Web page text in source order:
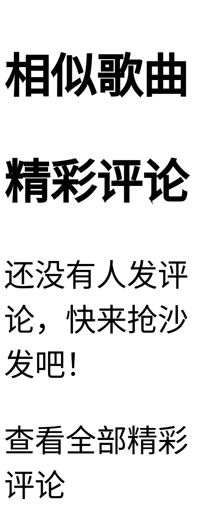
相似歌曲
精彩评论
还没有人发评
论，快来抢沙
发吧！
查看全部精彩
评论